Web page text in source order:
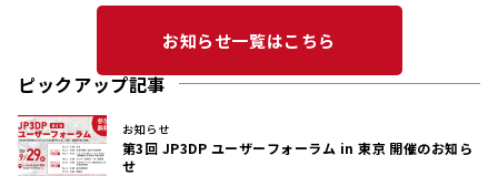
お知らせ一覧はこちら
ピックアップ記事
お知らせ
第3回 JP3DP ユーザーフォーラム in 東京 開催のお知ら
せ